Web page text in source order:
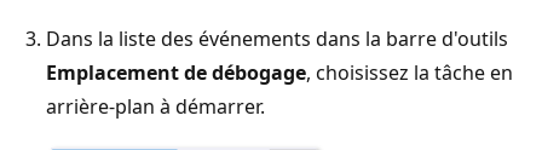
Dans la liste des événements dans la barre d'outils
Emplacement de débogage, choisissez la tâche en
arrière-plan à démarrer.